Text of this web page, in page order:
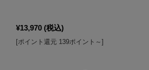
¥13,970 (税込)
[ポイント還元 139ポイント～]